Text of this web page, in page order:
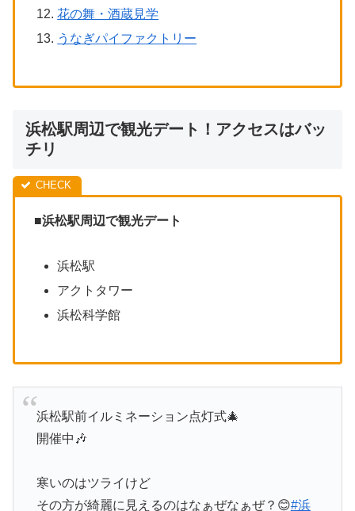
花の舞・酒蔵見学
うなぎパイファクトリー
浜松駅周辺で観光デート！アクセスはバッ
チリ
■浜松駅周辺で観光デート
浜松駅
アクトタワー
浜松科学館
浜松駅前イルミネーション点灯式🎄
開催中🎶
寒いのはツライけど
その方が綺麗に見えるのはなぁぜなぁぜ？😊#浜